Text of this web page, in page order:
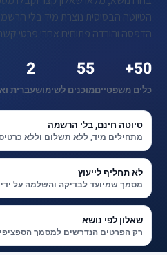
הדפסה והורדה פתוחים אחרי פרטי
50+
כלים משפטיים
55
מוכנים לשימוש
2
עברית
טיוטה חינם, בלי הרשמה
מתחילים מיד, ללא תשלום וללא
לא תחליף לייעוץ
מסמך שמיועד לבדיקה והשלמה על ידי
שאלון לפי נושא
רק הפרטים הנדרשים למסמך הספציפי